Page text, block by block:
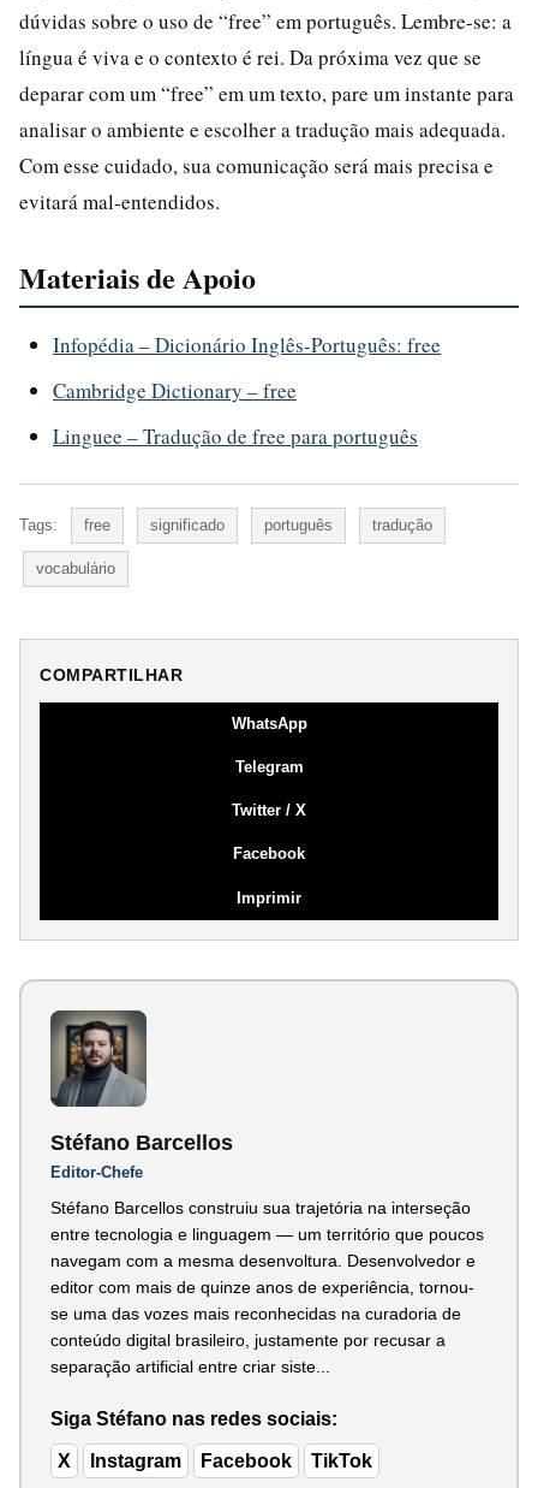
dúvidas sobre o uso de “free” em português. Lembre-se: a
língua é viva e o contexto é rei. Da próxima vez que se
deparar com um “free” em um texto, pare um instante para
analisar o ambiente e escolher a tradução mais adequada.
Com esse cuidado, sua comunicação será mais precisa e
evitará mal-entendidos.
Materiais de Apoio
Infopédia – Dicionário Inglês-Português: free
Cambridge Dictionary – free
Linguee – Tradução de free para português
Tags: free significado português tradução
vocabulário
COMPARTILHAR
WhatsApp
Telegram
Twitter / X
Facebook
Imprimir
Stéfano Barcellos
Editor-Chefe
Stéfano Barcellos construiu sua trajetória na interseção
entre tecnologia e linguagem — um território que poucos
navegam com a mesma desenvoltura. Desenvolvedor e
editor com mais de quinze anos de experiência, tornou-
se uma das vozes mais reconhecidas na curadoria de
conteúdo digital brasileiro, justamente por recusar a
separação artificial entre criar siste...
Siga Stéfano nas redes sociais:
X Instagram Facebook TikTok